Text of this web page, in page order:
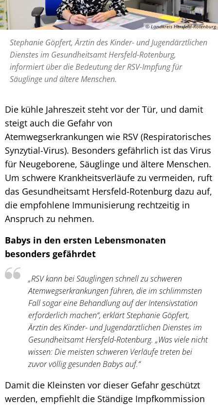
© Landkreis Hersfeld-Rotenburg
Stephanie Göpfert, Ärztin des Kinder- und Jugendärztlichen
Dienstes im Gesundheitsamt Hersfeld-Rotenburg,
informiert über die Bedeutung der RSV-Impfung für
Säuglinge und ältere Menschen.
Die kühle Jahreszeit steht vor der Tür, und damit
steigt auch die Gefahr von
Atemwegserkrankungen wie RSV (Respiratorisches
Synzytial-Virus). Besonders gefährlich ist das Virus
für Neugeborene, Säuglinge und ältere Menschen.
Um schwere Krankheitsverläufe zu vermeiden, ruft
das Gesundheitsamt Hersfeld-Rotenburg dazu auf,
die empfohlene Immunisierung rechtzeitig in
Anspruch zu nehmen.
Babys in den ersten Lebensmonaten
besonders gefährdet
„RSV kann bei Säuglingen schnell zu schweren
Atemwegserkrankungen führen, die im schlimmsten
Fall sogar eine Behandlung auf der Intensivstation
erforderlich machen“, erklärt Stephanie Göpfert,
Ärztin des Kinder- und Jugendärztlichen Dienstes im
Gesundheitsamt Hersfeld-Rotenburg. „Was viele nicht
wissen: Die meisten schweren Verläufe treten bei
zuvor völlig gesunden Babys auf.“
Damit die Kleinsten vor dieser Gefahr geschützt
werden, empfiehlt die Ständige Impfkommission